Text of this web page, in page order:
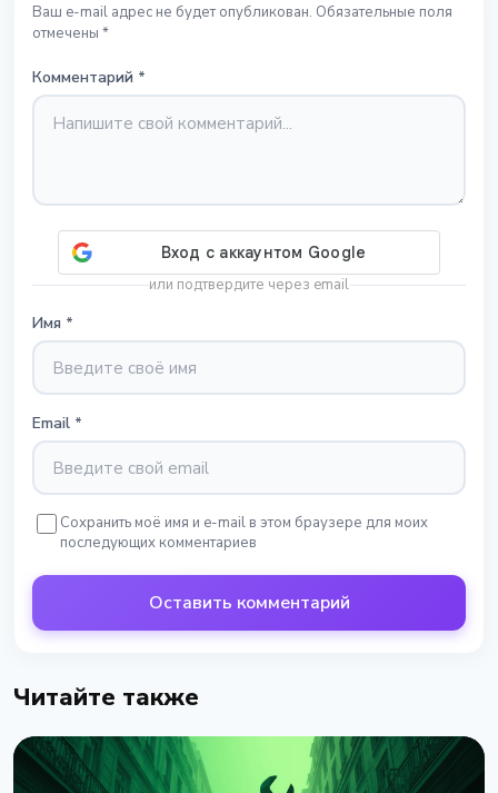
Ваш e-mail адрес не будет опубликован. Обязательные поля
отмечены *
Комментарий *
или подтвердите через email
Имя *
Email *
Сохранить моё имя и e-mail в этом браузере для моих
последующих комментариев
Оставить комментарий
Читайте также